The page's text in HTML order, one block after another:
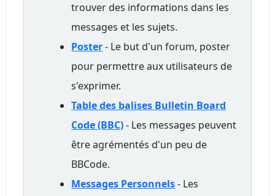
trouver des informations dans les
messages et les sujets.
Poster- Le but d'un forum, poster
pour permettre aux utilisateurs de
s'exprimer.
Table des balises Bulletin Board
Code (BBC)- Les messages peuvent
être agrémentés d'un peu de
BBCode.
Messages Personnels- Les